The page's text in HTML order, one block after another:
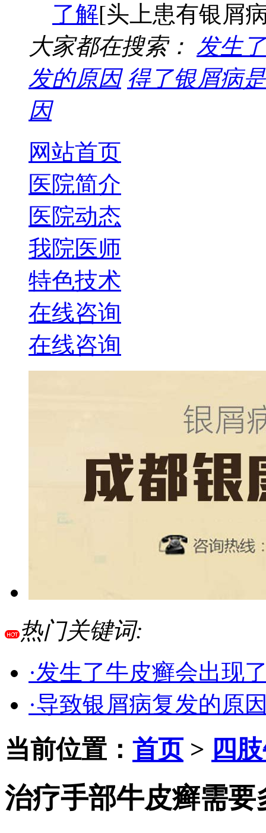
了解[头上患有银屑
大家都在搜索： 发生
发的原因 得了银屑病
因
网站首页
医院简介
医院动态
我院医师
特色技术
在线咨询
在线咨询
热门关键词:
·发生了牛皮癣会出现
·导致银屑病复发的原
当前位置： 首页> 四
治疗手部牛皮癣需要